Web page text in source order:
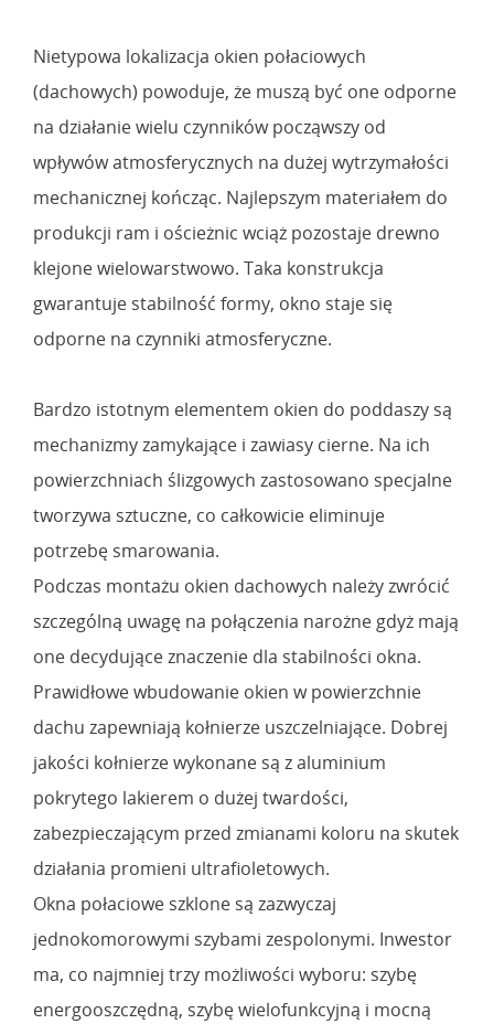
Nietypowa lokalizacja okien połaciowych
(dachowych) powoduje, że muszą być one odporne
na działanie wielu czynników począwszy od
wpływów atmosferycznych na dużej wytrzymałości
mechanicznej kończąc. Najlepszym materiałem do
produkcji ram i ościeżnic wciąż pozostaje drewno
klejone wielowarstwowo. Taka konstrukcja
gwarantuje stabilność formy, okno staje się
odporne na czynniki atmosferyczne.
Bardzo istotnym elementem okien do poddaszy są
mechanizmy zamykające i zawiasy cierne. Na ich
powierzchniach ślizgowych zastosowano specjalne
tworzywa sztuczne, co całkowicie eliminuje
potrzebę smarowania.
Podczas montażu okien dachowych należy zwrócić
szczególną uwagę na połączenia narożne gdyż mają
one decydujące znaczenie dla stabilności okna.
Prawidłowe wbudowanie okien w powierzchnie
dachu zapewniają kołnierze uszczelniające. Dobrej
jakości kołnierze wykonane są z aluminium
pokrytego lakierem o dużej twardości,
zabezpieczającym przed zmianami koloru na skutek
działania promieni ultrafioletowych.
Okna połaciowe szklone są zazwyczaj
jednokomorowymi szybami zespolonymi. Inwestor
ma, co najmniej trzy możliwości wyboru: szybę
energooszczędną, szybę wielofunkcyjną i mocną